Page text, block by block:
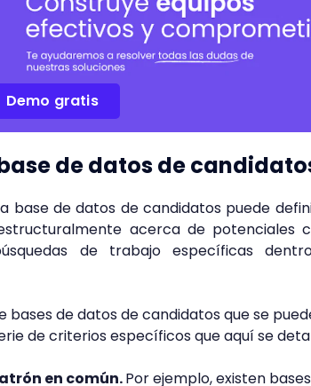
Demo gratis
de datos de
base de datos de candidatos puede
acerca de potenciales
de trabajo específicas
bases de datos de candidatos que se
de criterios específicos que aquí se
en común.Por ejemplo, existen